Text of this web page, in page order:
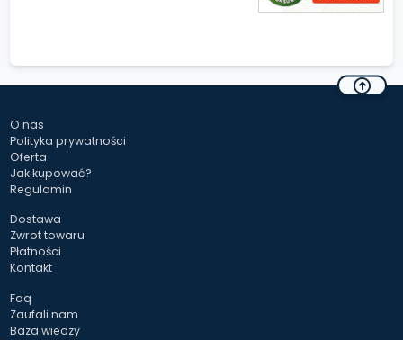
O nas
Polityka prywatności
Oferta
Jak kupować?
Regulamin
Dostawa
Zwrot towaru
Płatności
Kontakt
Faq
Zaufali nam
Baza wiedzy